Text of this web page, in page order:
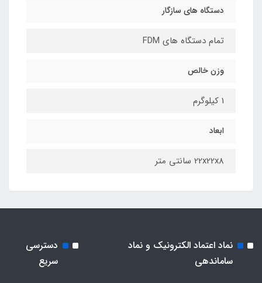
دستگاه های سازگار
تمام دستگاه های FDM
وزن خالص
1 کیلوگرم
ابعاد
22x22x8 سانتی متر
نماد اعتماد الکترونیک و نماد
ساماندهی
دسترسی
سریع